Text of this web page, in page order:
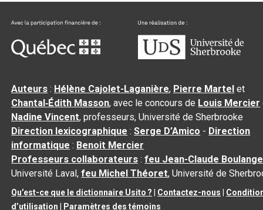
Auteurs : Hélène Cajolet-Laganière, Pierre Martel et
Chantal‑Édith Masson, avec le concours de Louis Mercier
Nadine Vincent, professeurs, Université de Sherbrooke
Direction lexicographique :Serge D’Amico - Direction
informatique : Benoit Mercier
Professeurs collaborateurs :feu Jean-Claude
Université Laval,feu Michel Théoret, Université de
Qu’est-ce que le dictionnaire Usito ? | Contactez-nous |
d’utilisation | Paramètres des témoins